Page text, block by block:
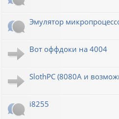
Эмулятор
Вот оффдоки на 4004
SlothPC (8080A и
i8255